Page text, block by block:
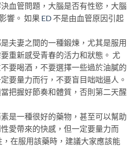
血管問題，大腦是否有性慾，大腦
響。 如果 ED 不是由血管原因引起
夫妻之間的一種鍛煉，尤其是服用
重新感受青春的活力和狀態。 尤
要喝酒，不要選擇一些過於油膩的
要量力而行，不要盲目咄咄逼人。
把握好節奏和體質，否則第二天醒
是一種很好的藥物，甚至可以幫助
愛帶來的快感，但一定要量力而
在服用該藥時，建議大家應該能